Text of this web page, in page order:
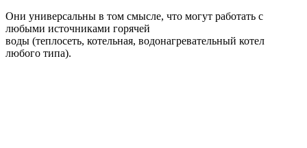
Они универсальны в том смысле, что могут работать с
любыми источниками горячей
воды (теплосеть, котельная, водонагревательный котел
любого типа).